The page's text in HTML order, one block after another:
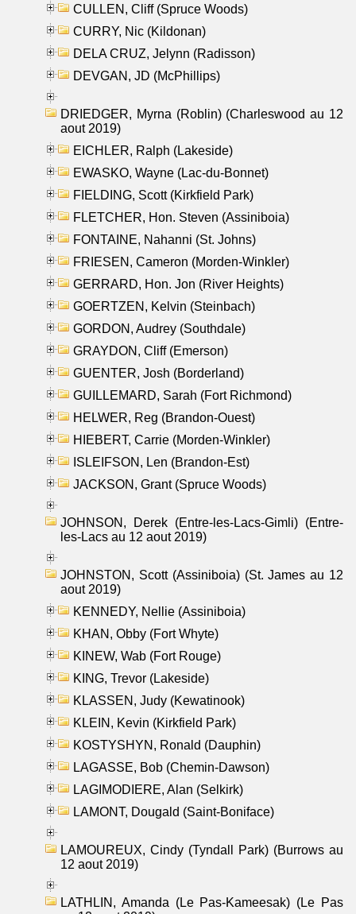
CULLEN, Cliff (Spruce Woods)
CURRY, Nic (Kildonan)
DELA CRUZ, Jelynn (Radisson)
DEVGAN, JD (McPhillips)
DRIEDGER, Myrna (Roblin) (Charleswood au 12
aout 2019)
EICHLER, Ralph (Lakeside)
EWASKO, Wayne (Lac-du-Bonnet)
FIELDING, Scott (Kirkfield Park)
FLETCHER, Hon. Steven (Assiniboia)
FONTAINE, Nahanni (St. Johns)
FRIESEN, Cameron (Morden-Winkler)
GERRARD, Hon. Jon (River Heights)
GOERTZEN, Kelvin (Steinbach)
GORDON, Audrey (Southdale)
GRAYDON, Cliff (Emerson)
GUENTER, Josh (Borderland)
GUILLEMARD, Sarah (Fort Richmond)
HELWER, Reg (Brandon-Ouest)
HIEBERT, Carrie (Morden-Winkler)
ISLEIFSON, Len (Brandon-Est)
JACKSON, Grant (Spruce Woods)
JOHNSON, Derek (Entre-les-Lacs-Gimli) (Entre-
les-Lacs au 12 aout 2019)
JOHNSTON, Scott (Assiniboia) (St. James au 12
aout 2019)
KENNEDY, Nellie (Assiniboia)
KHAN, Obby (Fort Whyte)
KINEW, Wab (Fort Rouge)
KING, Trevor (Lakeside)
KLASSEN, Judy (Kewatinook)
KLEIN, Kevin (Kirkfield Park)
KOSTYSHYN, Ronald (Dauphin)
LAGASSE, Bob (Chemin-Dawson)
LAGIMODIERE, Alan (Selkirk)
LAMONT, Dougald (Saint-Boniface)
LAMOUREUX, Cindy (Tyndall Park) (Burrows au
12 aout 2019)
LATHLIN, Amanda (Le Pas-Kameesak) (Le Pas